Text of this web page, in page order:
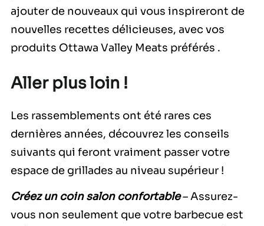
ajouter de nouveaux qui vous inspireront de
nouvelles recettes délicieuses, avec vos
produits Ottawa Valley Meats préférés .
Aller plus loin !
Les rassemblements ont été rares ces
dernières années, découvrez les conseils
suivants qui feront vraiment passer votre
espace de grillades au niveau supérieur !
Créez un coin salon confortable– Assurez-
vous non seulement que votre barbecue est